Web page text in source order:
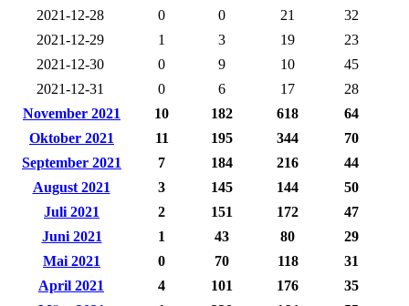
2021-12-28
0 0 21
32
2021-12-29
1 3 19
23
2021-12-30
0 9 10
45
2021-12-31
0 6 17
28
November 2021
10 182 618
64
Oktober 2021
11 195 344
70
September 2021
7 184 216
44
August 2021
3 145 144
50
Juli 2021
2 151 172
47
Juni 2021
1 43 80
29
Mai 2021
0 70 118
31
April 2021
4 101 176
35